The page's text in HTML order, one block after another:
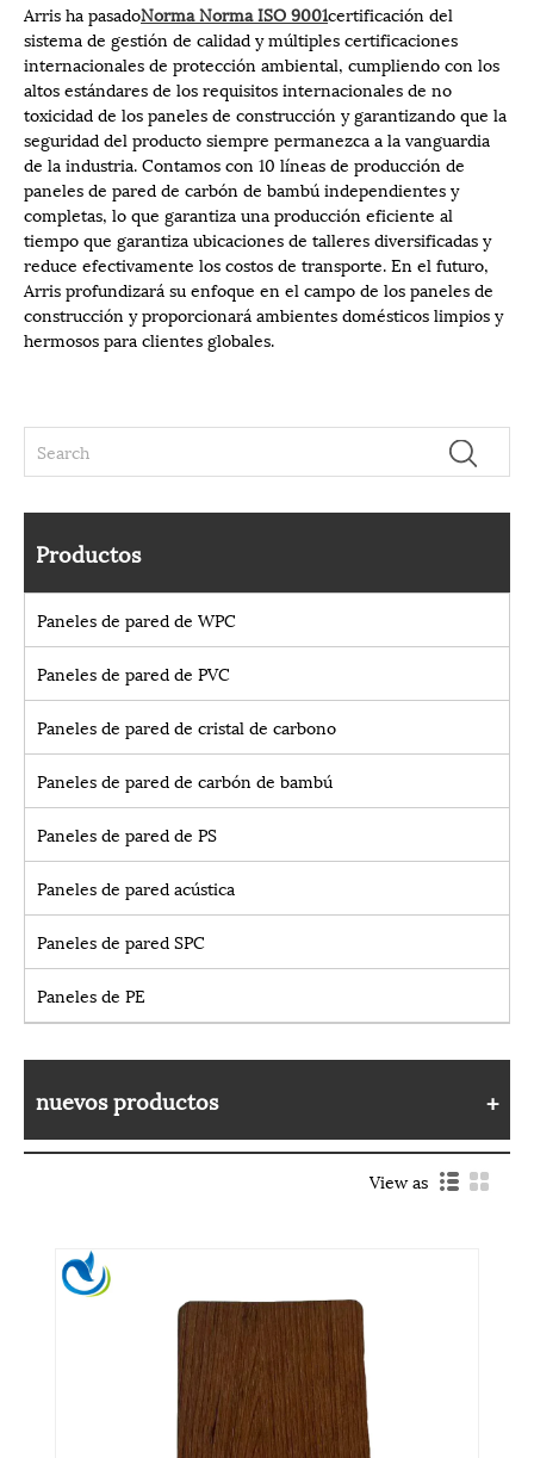
Arris ha pasadoNorma Norma ISO 9001certificación del
sistema de gestión de calidad y múltiples certificaciones
internacionales de protección ambiental, cumpliendo con los
altos estándares de los requisitos internacionales de no
toxicidad de los paneles de construcción y garantizando que la
seguridad del producto siempre permanezca a la vanguardia
de la industria. Contamos con 10 líneas de producción de
paneles de pared de carbón de bambú independientes y
completas, lo que garantiza una producción eficiente al
tiempo que garantiza ubicaciones de talleres diversificadas y
reduce efectivamente los costos de transporte. En el futuro,
Arris profundizará su enfoque en el campo de los paneles de
construcción y proporcionará ambientes domésticos limpios y
hermosos para clientes globales.
Productos
Paneles de pared de WPC
Paneles de pared de PVC
Paneles de pared de cristal de carbono
Paneles de pared de carbón de bambú
Paneles de pared de PS
Paneles de pared acústica
Paneles de pared SPC
Paneles de PE
nuevos productos
View as